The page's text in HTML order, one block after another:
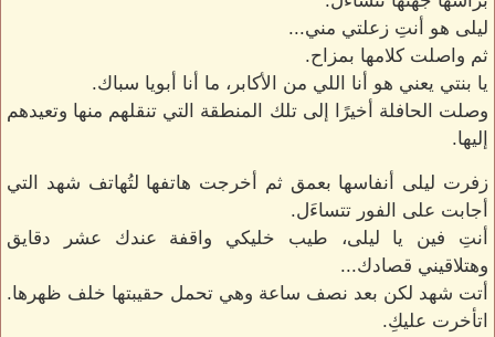
ليلى هو أنتِ زعلتي مني...
ثم واصلت كلامها بمزاح.
يا بنتي يعني هو أنا اللي من الأكابر، ما أنا أبويا سباك.
وصلت الحافلة أخيرًا إلى تلك المنطقة التي تنقلهم منها وتعيدهم
إليها.
زفرت ليلى أنفاسها بعمق ثم أخرجت هاتفها لتُهاتف شهد التي
أجابت على الفور تتساءَل.
أنتِ فين يا ليلى، طيب خليكي واقفة عندك عشر دقايق
وهتلاقيني قصادك...
أتت شهد لكن بعد نصف ساعة وهي تحمل حقيبتها خلف ظهرها.
اتأخرت عليكِ.